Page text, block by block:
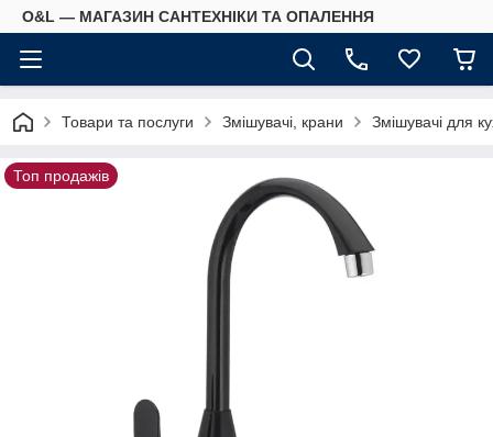
O&L — МАГАЗИН САНТЕХНІКИ ТА ОПАЛЕННЯ
Товари та послуги Змішувачі, крани Змішувачі для
Топ продажів